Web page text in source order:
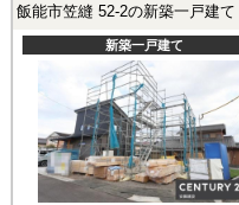
飯能市笠縫 52-2の新築一戸建て
新築一戸建て